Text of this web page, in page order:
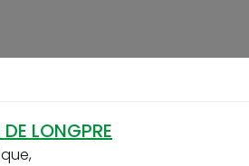
LONGPRE
,